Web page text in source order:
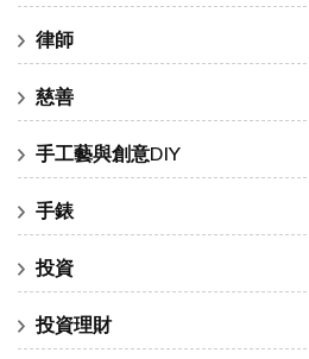
律師
慈善
手工藝與創意DIY
手錶
投資
投資理財